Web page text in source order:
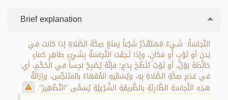
Brief explanation
النَّجاسَةُ: شَيءٌ مُسْتَقْذَرٌ شَرْعاً يَمنَعُ صِحَّةَ الصَّلاةِ إذا كانت في
بَدنٍ أو ثَوْبٍ أو مَكانٍ، وإذا لَـحِقَت النَّجاسَةُ بِشَيْءٍ طاهِرٍ كماءٍ
خالَطَهُ بَوْلٌ، أو ثَوْبٌ تَلَطَّخَ بِدَمٍ؛ فإنَّهُ يُصْبِحُ نجِساً في الحُكْمِ، أي:
في عَدَمِ صِحَّةِ الصَّلاةِ بِهِ، ويُسَمِّيهِ الفُقهاءُ بالمتَنَجِّسِ، وإزالَةُ
هذِهِ النَّجاسَةِ الطَّارِئَةِ بالطَّريقَةِ الشَّرْعِيَّةِ يُسَمَّى "التَّطْهِيرُ".